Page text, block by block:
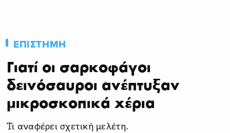
ΕΠΙΣΤΗΜΗ
Γιατί οι σαρκοφάγοι
δεινόσαυροι ανέπτυξαν
μικροσκοπικά χέρια
Τι αναφέρει σχετική μελέτη.